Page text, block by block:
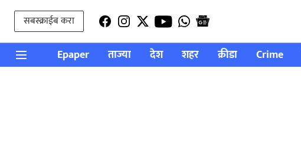
सबस्क्राईब करा
Epaper ताज्या देश शहर क्रीडा Crime